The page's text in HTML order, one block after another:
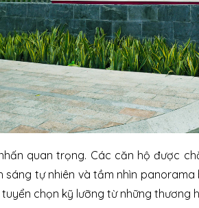
quan trọng. Các căn hộ được
sáng tự nhiên và tầm nhìn
chọn kỹ lưỡng từ những thương